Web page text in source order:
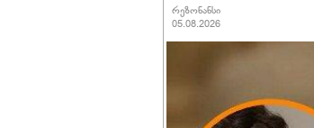
რეზონანსი
05.08.2026